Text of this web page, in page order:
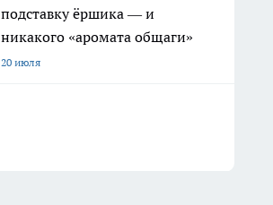
подставку ёршика — и
никакого «аромата общаги»
20 июля